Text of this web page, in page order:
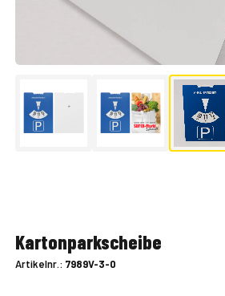
Kartonparkscheibe
Artikelnr.: 7989V-3-0